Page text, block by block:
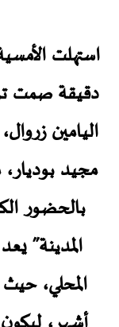
استهلت
دقيقة صمت
اليامين
مجيد بوديار،
بالحضور
المدينة”
المحلي،